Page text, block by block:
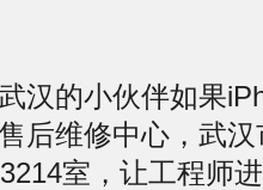
的小伙伴如果
后维修中心，武
室，让工程师